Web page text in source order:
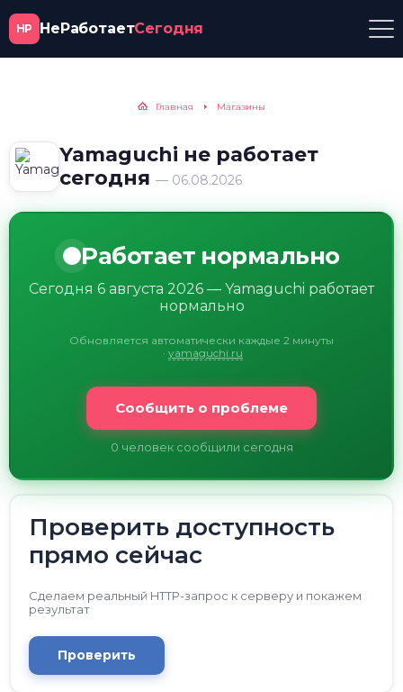
НР НеРаботаетСегодня
Главная Магазины
Yamaguchi не работает
сегодня — 06.08.2026
Работает нормально
Сегодня 6 августа 2026 — Yamaguchi работает
нормально
Обновляется автоматически каждые 2 минуты
· yamaguchi.ru
Сообщить о проблеме
0 человек сообщили сегодня
Проверить доступность
прямо сейчас
Сделаем реальный HTTP-запрос к серверу и покажем
результат
Проверить